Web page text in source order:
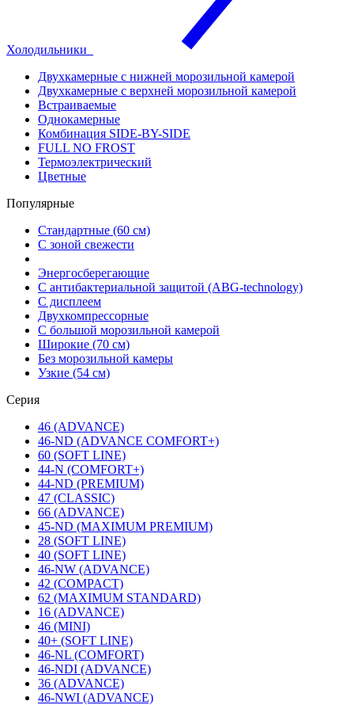
Холодильники
Двухкамерные с нижней морозильной камерой
Двухкамерные с верхней морозильной камерой
Встраиваемые
Однокамерные
Комбинация SIDE-BY-SIDE
FULL NO FROST
Термоэлектрический
Цветные
Популярные
Стандартные (60 см)
С зоной свежести
Энергосберегающие
С антибактериальной защитой (ABG-technology)
С дисплеем
Двухкомпрессорные
С большой морозильной камерой
Широкие (70 см)
Без морозильной камеры
Узкие (54 см)
Серия
46 (ADVANCE)
46-ND (ADVANCE COMFORT+)
60 (SOFT LINE)
44-N (COMFORT+)
44-ND (PREMIUM)
47 (CLASSIC)
66 (ADVANCE)
45-ND (MAXIMUM PREMIUM)
28 (SOFT LINE)
40 (SOFT LINE)
46-NW (ADVANCE)
42 (COMPACT)
62 (MAXIMUM STANDARD)
16 (ADVANCE)
46 (MINI)
40+ (SOFT LINE)
46-NL (COMFORT)
46-NDI (ADVANCE)
36 (ADVANCE)
46-NWI (ADVANCE)